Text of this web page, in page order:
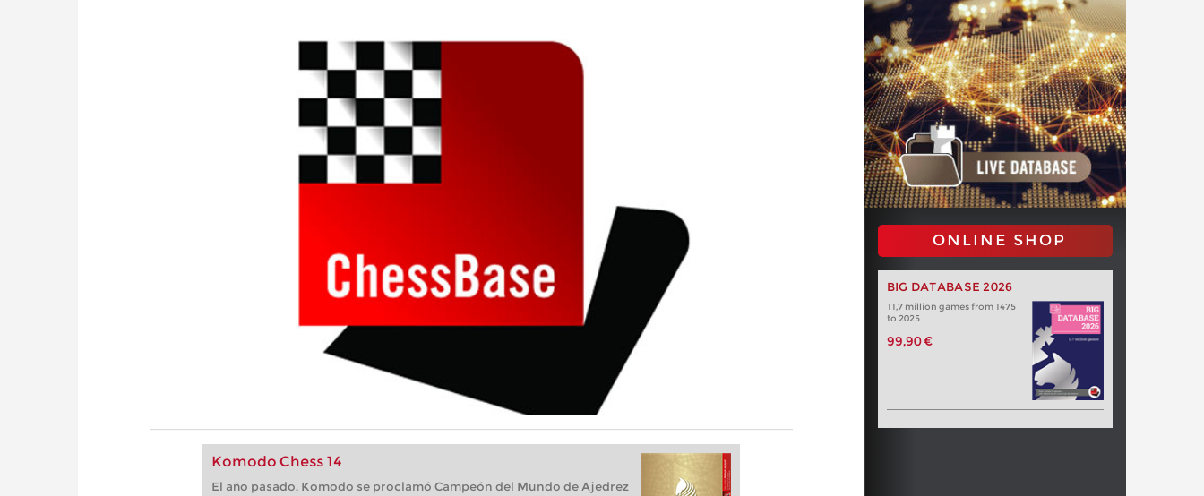
Komodo Chess 14
El año pasado, Komodo se proclamó Campeón del Mundo de Ajedrez
ONLINE SHOP
BIG DATABASE 2026
11,7 million games from 1475
to 2025
99,90 €